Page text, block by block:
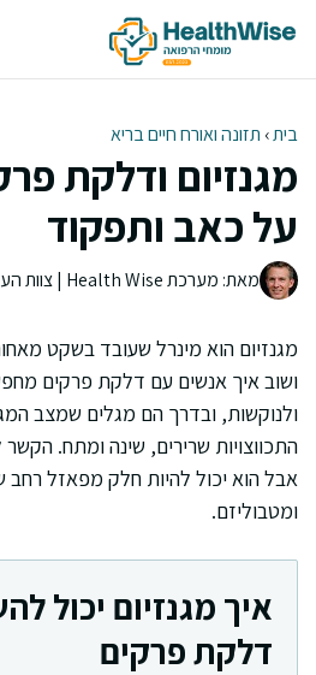
לתוכן
בית› תזונה ואורח חיים בריא
מגנזיום ודלקת
על כאב ותפקוד
מאת: מערכת Health Wise | צוות העריכה
מגנזיום הוא מינרל שעובד בשקט
ושוב איך אנשים עם דלקת פרקים
ולנוקשות, ובדרך הם מגלים שמצב
התכווצויות שרירים, שינה ומתח.
אבל הוא יכול להיות חלק מפאזל
ומטבוליזם.
איך מגנזיום יכול
דלקת פרקים